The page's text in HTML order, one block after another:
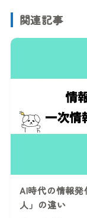
関連記事
AI時代の情報
人」の違い